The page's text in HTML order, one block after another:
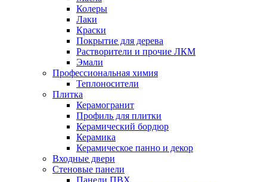
Колеры
Лаки
Краски
Покрытие для дерева
Растворители и прочие ЛКМ
Эмали
Профессиональная химия
Теплоносители
Плитка
Керамогранит
Профиль для плитки
Керамический бордюр
Керамика
Керамическое панно и декор
Входные двери
Стеновые панели
Панели ПВХ